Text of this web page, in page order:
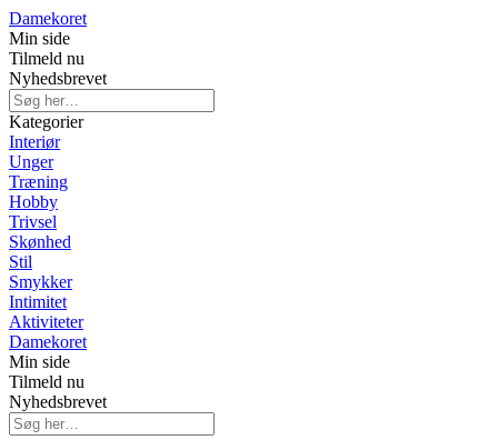
Damekoret
Min side
Tilmeld nu
Nyhedsbrevet
Kategorier
Interiør
Unger
Træning
Hobby
Trivsel
Skønhed
Stil
Smykker
Intimitet
Aktiviteter
Damekoret
Min side
Tilmeld nu
Nyhedsbrevet